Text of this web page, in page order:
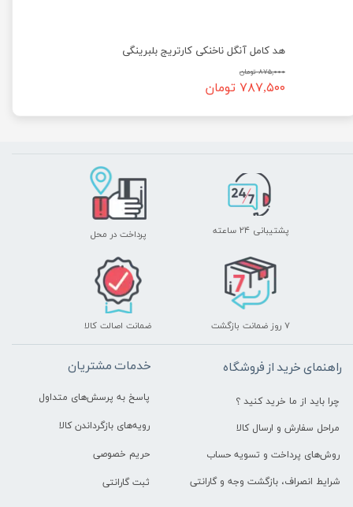
هد کامل آنگل ناخنکی کارتریج بلبرینگی
۸۷۵,۰۰۰ تومان
۷۸۷,۵۰۰ تومان
پشتیبانی ۲۴ ساعته پرداخت در محل
۷ روز ضمانت بازگشت ضمانت اصالت کالا
راهنمای خرید از فروشگاه
چرا باید از ما خرید کنید ؟
مراحل سفارش و ارسال کالا
روش‌های پرداخت و تسویه حساب
شرایط انصراف، بازگشت وجه و گارانتی
خدمات مشتریان
پاسخ به پرسش‌های متداول
رویه‌های بازگرداندن کالا
حریم خصوصی
ثبت گارانتی